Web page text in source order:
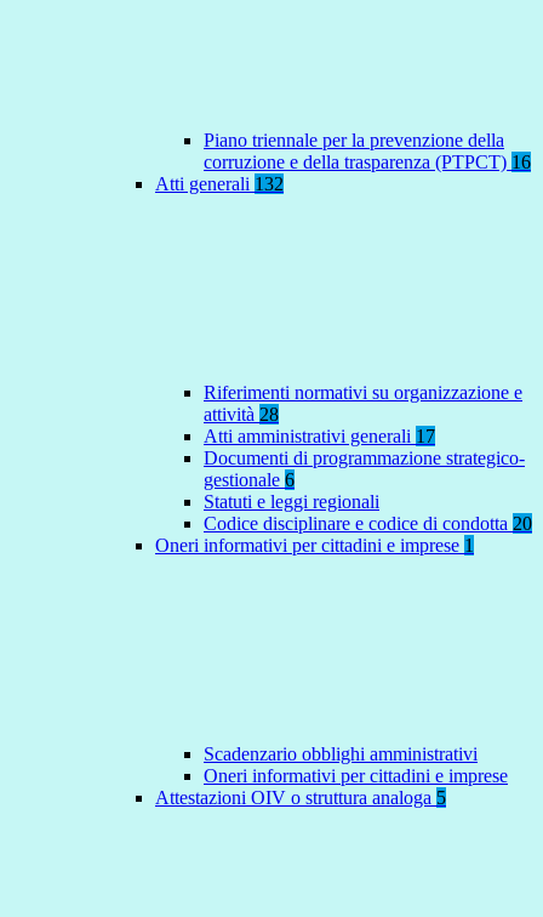
Piano triennale per la prevenzione della
corruzione e della trasparenza (PTPCT) 16
Atti generali 132
Riferimenti normativi su organizzazione e
attività 28
Atti amministrativi generali 17
Documenti di programmazione strategico-
gestionale 6
Statuti e leggi regionali
Codice disciplinare e codice di condotta 20
Oneri informativi per cittadini e imprese 1
Scadenzario obblighi amministrativi
Oneri informativi per cittadini e imprese
Attestazioni OIV o struttura analoga 5